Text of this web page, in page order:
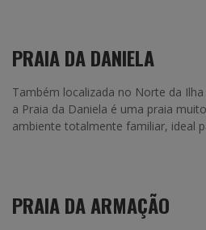
PRAIA DA DANIELA
Também localizada no Norte da
a Praia da Daniela é uma praia
ambiente totalmente familiar, ideal
PRAIA DA ARMAÇÃO